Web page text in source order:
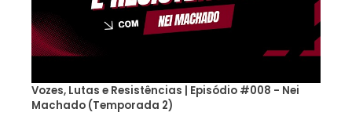
Vozes, Lutas e Resistências | Episódio #008 - Nei
Machado (Temporada 2)